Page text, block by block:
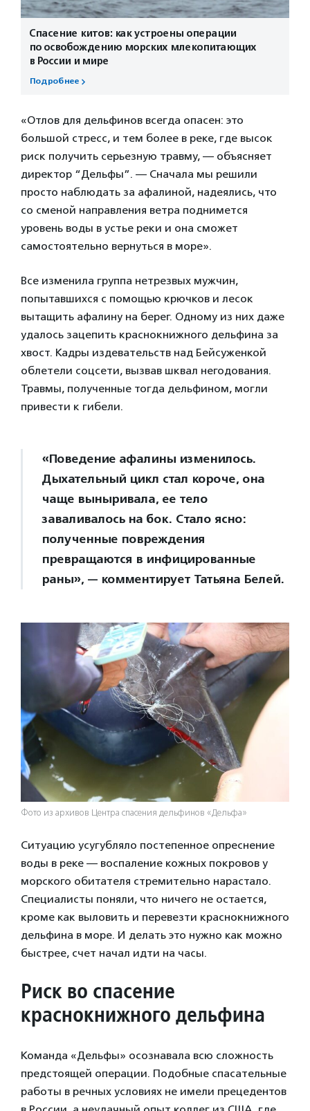
Спасение китов: как устроены операции
по освобождению морских млекопитающих
в России и мире
Подробнее
«Отлов для дельфинов всегда опасен: это
большой стресс, и тем более в реке, где высок
риск получить серьезную травму, — объясняет
директор “Дельфы”. — Сначала мы решили
просто наблюдать за афалиной, надеялись, что
со сменой направления ветра поднимется
уровень воды в устье реки и она сможет
самостоятельно вернуться в море».
Все изменила группа нетрезвых мужчин,
попытавшихся с помощью крючков и лесок
вытащить афалину на берег. Одному из них даже
удалось зацепить краснокнижного дельфина за
хвост. Кадры издевательств над Бейсуженкой
облетели соцсети, вызвав шквал негодования.
Травмы, полученные тогда дельфином, могли
привести к гибели.
«Поведение афалины изменилось.
Дыхательный цикл стал короче, она
чаще выныривала, ее тело
заваливалось на бок. Стало ясно:
полученные повреждения
превращаются в инфицированные
раны», — комментирует Татьяна Белей.
Фото из архивов Центра спасения дельфинов «Дельфа»
Ситуацию усугубляло постепенное опреснение
воды в реке — воспаление кожных покровов у
морского обитателя стремительно нарастало.
Специалисты поняли, что ничего не остается,
кроме как выловить и перевезти краснокнижного
дельфина в море. И делать это нужно как можно
быстрее, счет начал идти на часы.
Риск во спасение
краснокнижного дельфина
Команда «Дельфы» осознавала всю сложность
предстоящей операции. Подобные спасательные
работы в речных условиях не имели прецедентов